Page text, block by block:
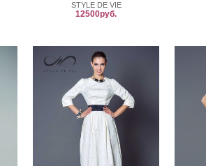
STYLE DE VIE
12500руб.